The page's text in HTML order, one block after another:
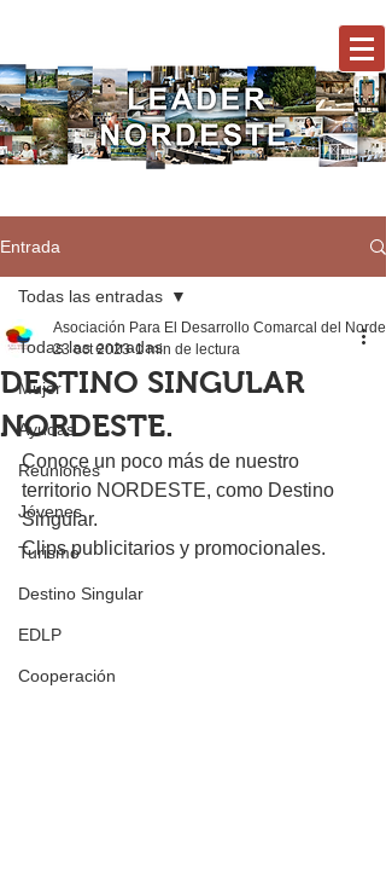
Entrada
Todas las entradas
Mujer
Ayudas
Reuniones
Jóvenes
Turismo
Destino Singular
EDLP
Cooperación
Todas las entradas
DESTINO SINGULAR
NORDESTE.
Asociación Para El Desarrollo Comarcal del
23 oct 2023 1 min de lectura
Conoce un poco más de nuestro
territorio NORDESTE, como Destino
Singular.
Clips publicitarios y promocionales.